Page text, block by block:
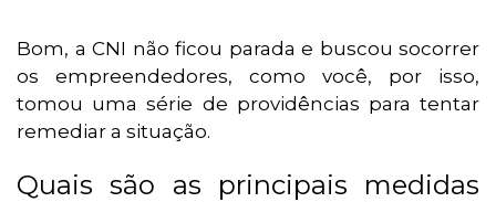
Bom, a CNI não ficou parada e buscou socorrer
os empreendedores, como você, por isso,
tomou uma série de providências para tentar
remediar a situação.
Quais são as principais medidas